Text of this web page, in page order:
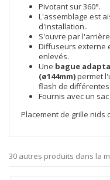
Pivotant sur 360°.
L'assemblage est
d'installation..
S'ouvre par
Diffuseurs externe
enlevés.
Une bague
(ø144mm)permet
flash de
Fournis avec un
Placement de grille nids
30 autres produits dans la